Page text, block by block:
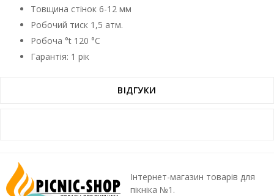
Товщина стінок 6-12 мм
Робочий тиск 1,5 атм.
Робоча °t 120 °C
Гарантія: 1 рік
ВІДГУКИ
Інтернет-магазин товарів для
пікніка №1.